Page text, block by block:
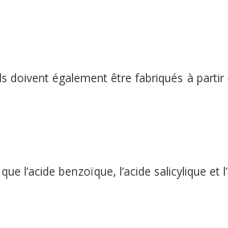
également être fabriqués à
l’acide benzoïque, l’acide salicylique et